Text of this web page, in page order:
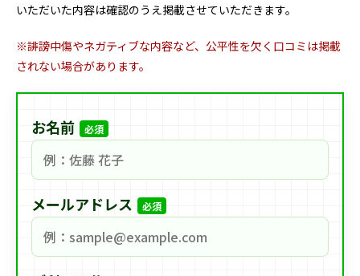
いただいた内容は確認のうえ掲載させていただきます。
※誹謗中傷やネガティブな内容など、公平性を欠く口コミは掲載
されない場合があります。
お名前 必須
メールアドレス 必須